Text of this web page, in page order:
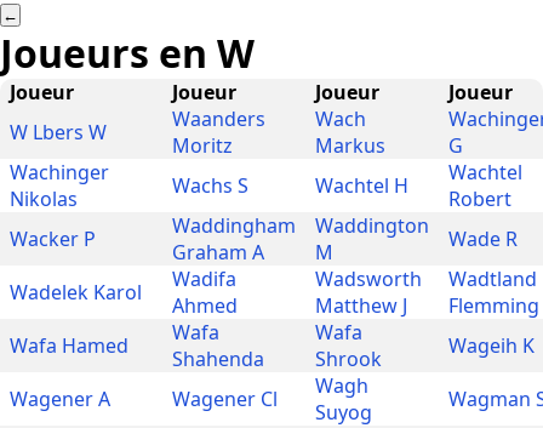
←
Joueurs en W
Joueur Joueur Joueur
Joueur
W Lbers W
Waanders
Moritz
Wach
Markus
G
Wachinger
Nikolas
Wachs S Wachtel H
Wachtel
Robert
Wacker P
Waddingham
Graham A
Waddington
M
Wade R
Wadelek Karol
Wadifa
Ahmed
Wadsworth
Matthew J
Wadtland
Flemming
Wafa Hamed
Wafa
Shahenda
Wafa
Shrook
Wageih K
Wagener A
Wagener Cl
Wagh
Suyog
Wagman